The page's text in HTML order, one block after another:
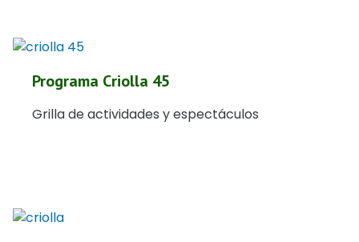
Programa Criolla 45
Grilla de actividades y espectáculos